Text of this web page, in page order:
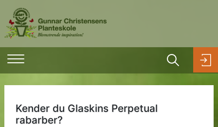
Kender du Glaskins Perpetual
rabarber?